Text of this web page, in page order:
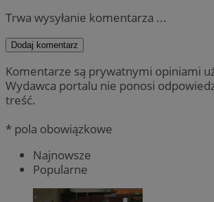
Trwa wysyłanie komentarza ...
Dodaj komentarz
Komentarze są prywatnymi opiniami
Wydawca portalu nie ponosi
treść.
* pola obowiązkowe
Najnowsze
Popularne